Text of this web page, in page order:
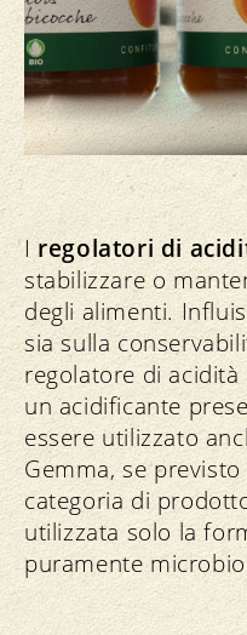
Iregolatori di
stabilizzare o
degli alimenti.
sia sulla
regolatore di acidità
un acidificante
essere utilizzato
Gemma, se
categoria di
utilizzata solo la
puramente